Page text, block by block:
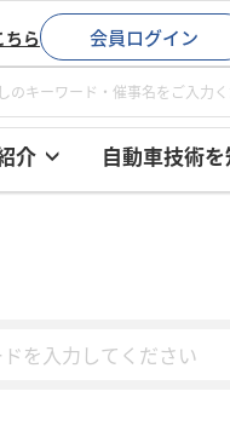
ちら 会員ログイン
介 自動車技術を